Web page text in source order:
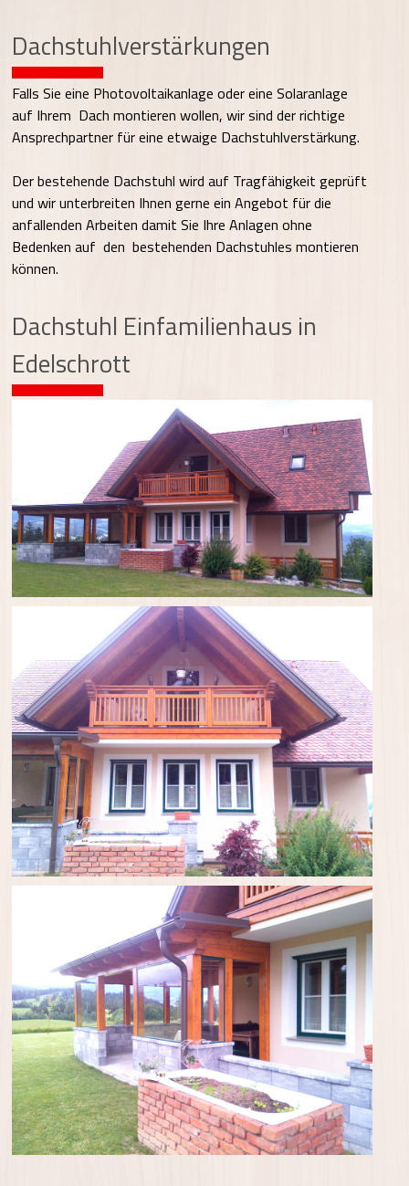
Dachstuhlverstärkungen
Falls Sie eine Photovoltaikanlage oder eine Solaranlage
auf Ihrem Dach montieren wollen, wir sind der richtige
Ansprechpartner für eine etwaige Dachstuhlverstärkung.
Der bestehende Dachstuhl wird auf Tragfähigkeit geprüft
und wir unterbreiten Ihnen gerne ein Angebot für die
anfallenden Arbeiten damit Sie Ihre Anlagen ohne
Bedenken auf den bestehenden Dachstuhles montieren
können.
Dachstuhl Einfamilienhaus in
Edelschrott